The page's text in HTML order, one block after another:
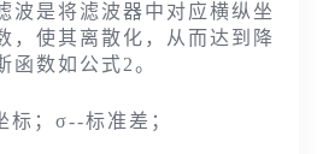
波是将滤波器中对应横纵坐
，使其离散化，从而达到降
函数如公式2。
标；σ--标准差；